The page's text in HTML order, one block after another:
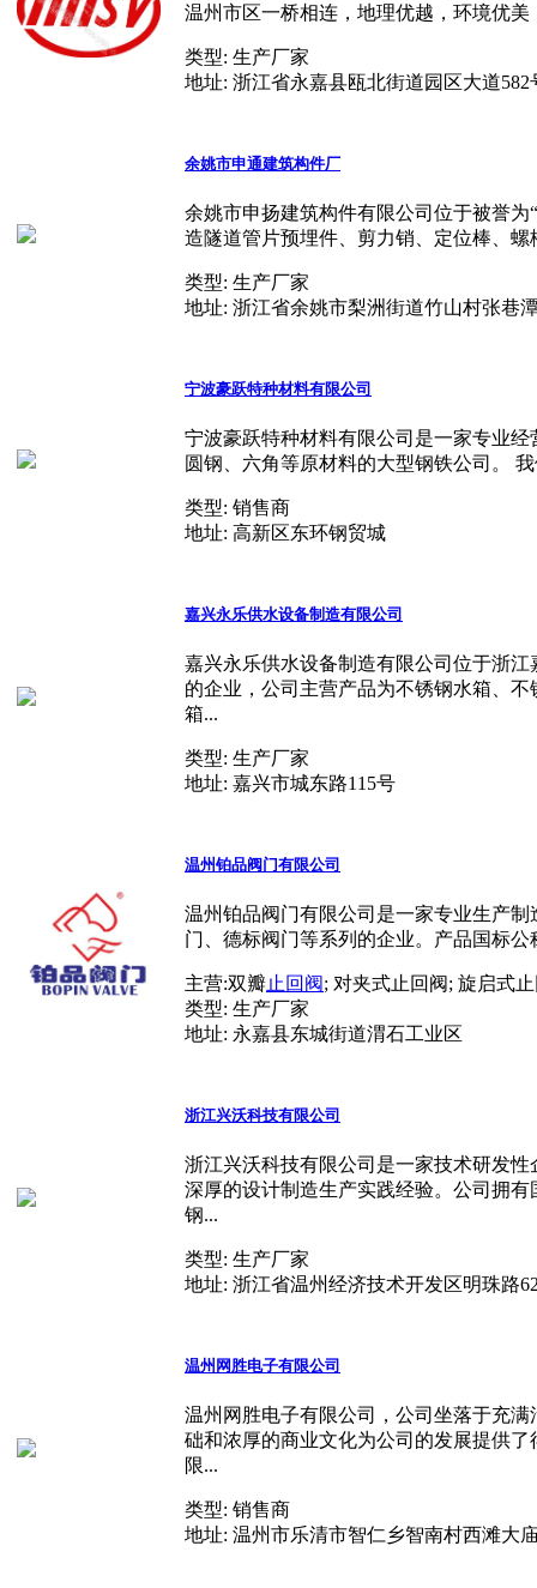
温州市区一桥相连，地理优越，环境优美
类型: 生产厂家
地址: 浙江省永嘉县瓯北街道园区大道
余姚市申通建筑构件厂
余姚市申扬建筑构件有限公司位于被誉
造隧道管片预埋件、剪力销、定位棒、螺
类型: 生产厂家
地址: 浙江省余姚市梨洲街道竹山村张巷
宁波豪跃特种材料有限公司
宁波豪跃特种材料有限公司是一家专业
圆钢、六角等原材料的大型钢铁公司。
类型: 销售商
地址: 高新区东环钢贸城
嘉兴永乐供水设备制造有限公司
嘉兴永乐供水设备制造有限公司位于浙
的企业，公司主营产品为不锈钢水箱、
箱...
类型: 生产厂家
地址: 嘉兴市城东路115号
温州铂品阀门有限公司
温州铂品阀门有限公司是一家专业生产
门、德标阀门等系列的企业。产品国标
主营:双瓣止回阀; 对夹式止回阀; 旋启式
类型: 生产厂家
地址: 永嘉县东城街道渭石工业区
浙江兴沃科技有限公司
浙江兴沃科技有限公司是一家技术研发
深厚的设计制造生产实践经验。公司拥
钢...
类型: 生产厂家
地址: 浙江省温州经济技术开发区明珠路
温州网胜电子有限公司
温州网胜电子有限公司，公司坐落于充
础和浓厚的商业文化为公司的发展提供
限...
类型: 销售商
地址: 温州市乐清市智仁乡智南村西滩大